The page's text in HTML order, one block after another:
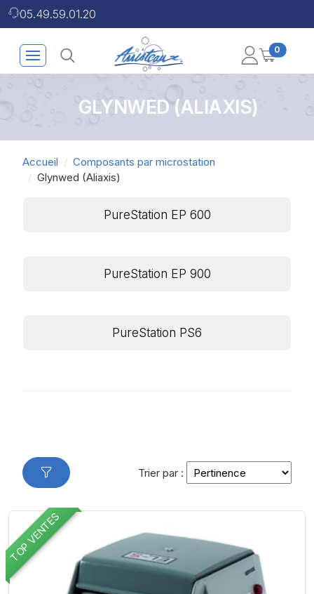
05.49.59.01.20
0
GLYNWED (ALIAXIS)
Accueil
Composants par microstation
Glynwed (Aliaxis)
PureStation EP 600
PureStation EP 900
PureStation PS6
Trier par :
TOP VENTES